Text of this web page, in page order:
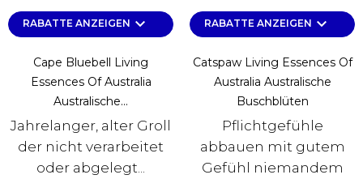
RABATTE ANZEIGEN keyboard_arrow_down
Cape Bluebell Living
Essences Of Australia
Australische...
Jahrelanger, alter Groll
der nicht verarbeitet
oder abgelegt...
RABATTE ANZEIGEN keyboard_arrow_down
Catspaw Living Essences Of
Australia Australische
Buschblüten
Pflichtgefühle
abbauen mit gutem
Gefühl niemandem